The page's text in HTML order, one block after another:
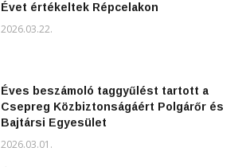
Évet értékeltek Répcelakon
2026.03.22.
Éves beszámoló taggyűlést tartott a
Csepreg Közbiztonságáért Polgárőr és
Bajtársi Egyesület
2026.03.01.